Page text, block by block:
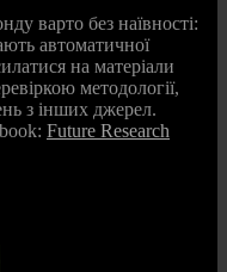
варто без наївності:
автоматичної
на матеріали
методології,
з інших джерел.
Future Research